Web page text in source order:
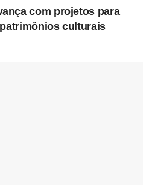
com projetos para
culturais